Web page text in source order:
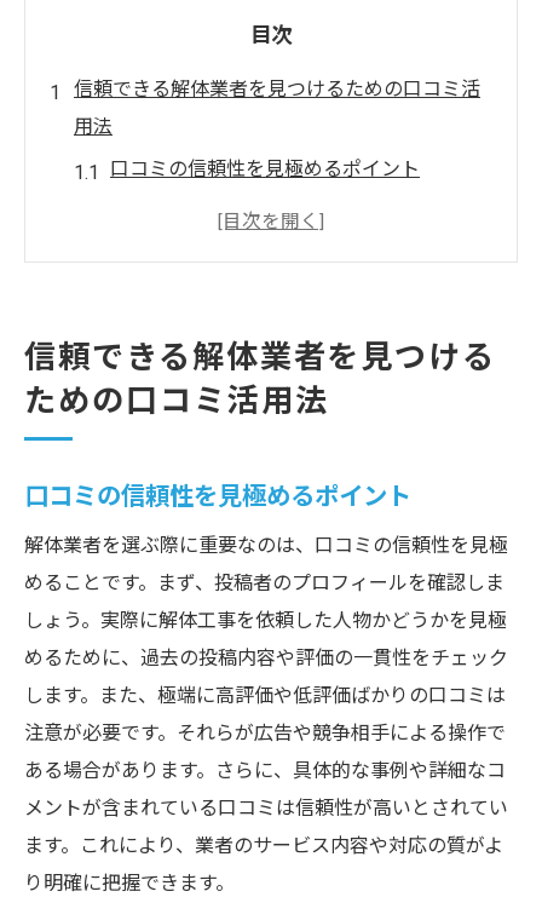
目次
信頼できる解体業者を見つけるための口コミ活
用法
口コミの信頼性を見極めるポイント
実際の口コミから得られる具体的な情報
口コミを収集する効果的な手段
口コミから見える業者の信頼性
口コミで見る愛知県の優良解体業者の選び方
口コミで確認すべき業者の実績
地域別の口コミランキングの活用
口コミを元にした業者の比較方法
口コミに見る優良業者のサービス内容
解体業者選びで失敗しないための口コミ活用術
失敗しない業者選びのための口コミチェッ
クリスト
ネガティブな口コミの読み解き方
口コミを元にした業者の選別方法
信頼できる解体業者を見つける
ための口コミ活用法
口コミの信頼性を見極めるポイント
解体業者を選ぶ際に重要なのは、口コミの信頼性を見極
めることです。まず、投稿者のプロフィールを確認しま
しょう。実際に解体工事を依頼した人物かどうかを見極
めるために、過去の投稿内容や評価の一貫性をチェック
します。また、極端に高評価や低評価ばかりの口コミは
注意が必要です。それらが広告や競争相手による操作で
ある場合があります。さらに、具体的な事例や詳細なコ
メントが含まれている口コミは信頼性が高いとされてい
ます。これにより、業者のサービス内容や対応の質がよ
り明確に把握できます。